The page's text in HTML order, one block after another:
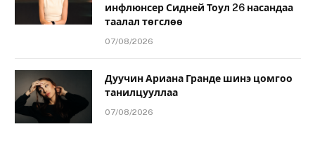
инфлюнсер Сидней Тоул 26 насандаа
таалал төгслөө
07/08/2026
Дуучин Ариана Гранде шинэ цомгоо
танилцууллаа
07/08/2026